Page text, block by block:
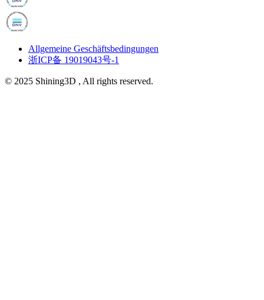
Allgemeine Geschäftsbedingungen
浙ICP备 19019043号-1
© 2025 Shining3D , All rights reserved.